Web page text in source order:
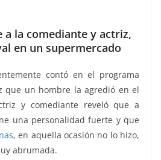
s
A
p
p
y
Li
n
k
gr
a
m
e
a la comediante y actriz,
en un supermercado
contó en el programa
que un hombre la agredió en el
y comediante reveló que a
una personalidad fuerte y que
, en aquella ocasión no lo hizo,
abrumada.